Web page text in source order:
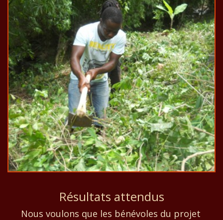
Résultats attendus
Nous voulons que les bénévoles du projet